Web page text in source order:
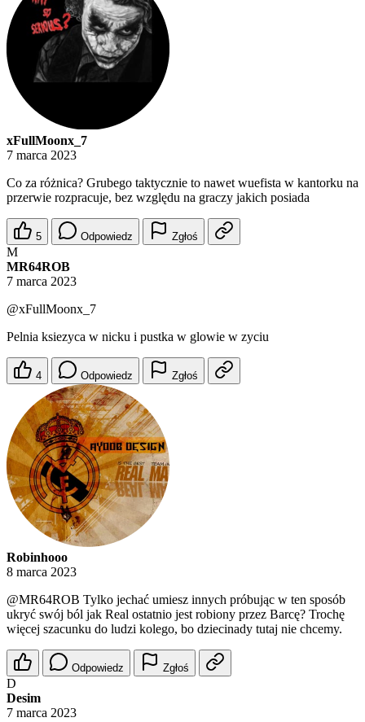
xFullMoonx_7
7 marca 2023
Co za różnica? Grubego taktycznie to nawet wuefista w kantorku na
przerwie rozpracuje, bez względu na graczy jakich posiada
5 Odpowiedz Zgłoś
M
MR64ROB
7 marca 2023
@xFullMoonx_7
Pelnia ksiezyca w nicku i pustka w glowie w zyciu
4 Odpowiedz Zgłoś
Robinhooo
8 marca 2023
@MR64ROB Tylko jechać umiesz innych próbując w ten sposób
ukryć swój ból jak Real ostatnio jest robiony przez Barcę? Trochę
więcej szacunku do ludzi kolego, bo dziecinady tutaj nie chcemy.
Odpowiedz Zgłoś
D
Desim
7 marca 2023